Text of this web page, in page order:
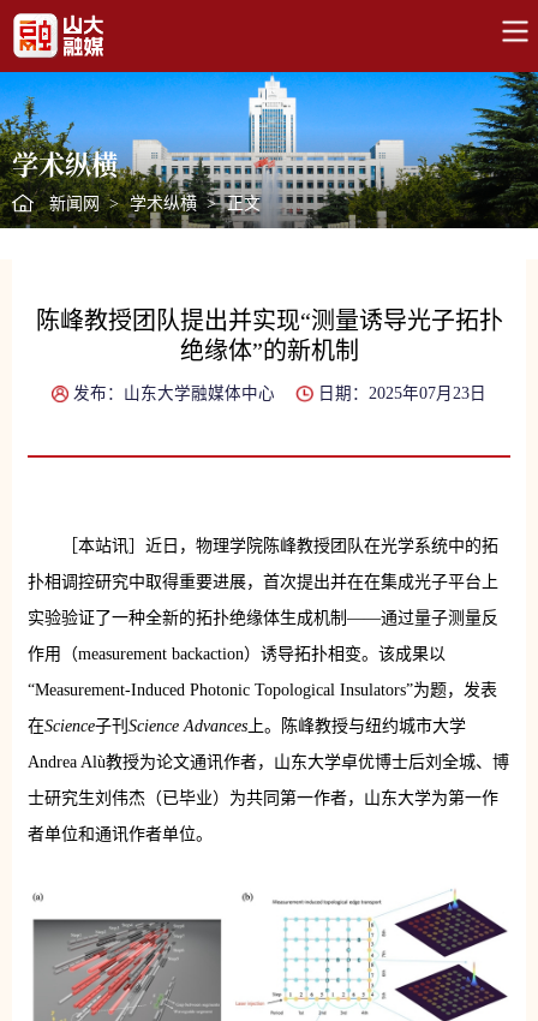
学术纵横
新闻网 > 学术纵横 > 正文
陈峰教授团队提出并实现“测量诱导光子拓扑
绝缘体”的新机制
发布：山东大学融媒体中心 日期：2025年07月23日
［本站讯］近日，物理学院陈峰教授团队在光学系统中的拓
扑相调控研究中取得重要进展，首次提出并在在集成光子平台上
实验验证了一种全新的拓扑绝缘体生成机制——通过量子测量反
作用（measurement backaction）诱导拓扑相变。该成果以
“Measurement-Induced Photonic Topological Insulators”为题，发表
在Science子刊 Science Advances上。陈峰教授与纽约城市大学
Andrea Alù教授为论文通讯作者，山东大学卓优博士后刘全城、博
士研究生刘伟杰（已毕业）为共同第一作者，山东大学为第一作
者单位和通讯作者单位。